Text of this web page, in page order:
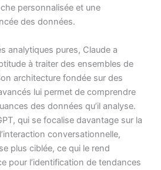
personnalisée et une
des données.
analytiques pures, Claude a
à traiter des ensembles de
architecture fondée sur des
lui permet de comprendre
des données qu’il analyse.
qui se focalise davantage sur la
conversationnelle,
plus ciblée, ce qui le rend
pour l’identification de tendances